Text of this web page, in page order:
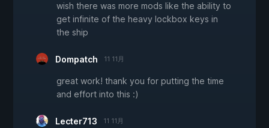
wish there was more mods like the ability to
get infinite of the heavy lockbox keys in
the ship
Dompatch 11 11月
great work! thank you for putting the time
and effort into this :)
Lecter713 11 11月